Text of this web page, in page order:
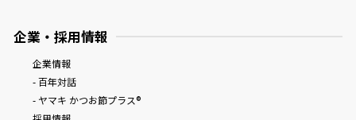
企業・採用情報
企業情報
- 百年対話
- ヤマキ かつお節プラス®